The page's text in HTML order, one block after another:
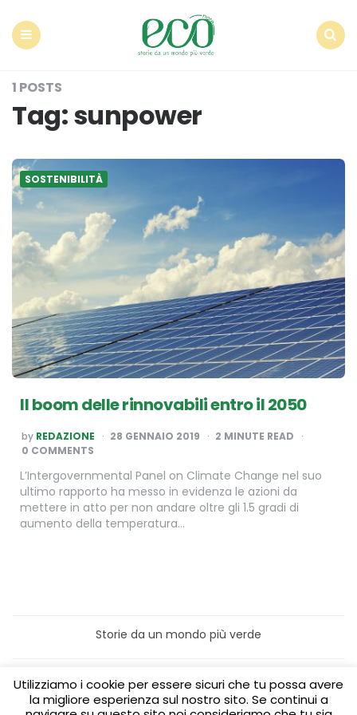
1 POSTS
Tag:sunpower
SOSTENIBILITÀ
Il boom delle rinnovabili entro il 2050
POSTED
BY
by REDAZIONE 28 GENNAIO 2019 2 MINUTE READ
0 COMMENTS
L’Intergovernmental Panel on Climate Change nel suo
ultimo rapporto ha messo in evidenza le azioni da
mettere in atto per non andare oltre gli 1.5 gradi di
aumento della temperatura…
Storie da un mondo più verde
Home
Turismo sostenibile
Laboratori/Visite per le scuole
Green content per aziende Media Partner
Utilizziamo i cookie per essere sicuri che tu possa avere
la migliore esperienza sul nostro sito. Se continui a